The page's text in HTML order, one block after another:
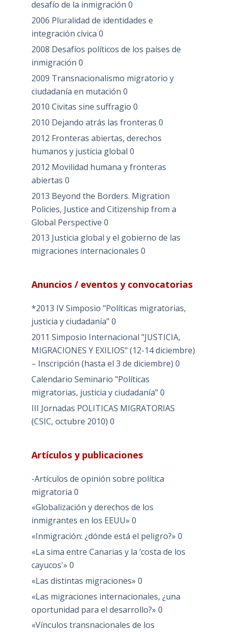
desafío de la inmigración 0
2006 Pluralidad de identidades e
integración cívica 0
2008 Desafíos políticos de los países de
inmigración 0
2009 Transnacionalismo migratorio y
ciudadanía en mutación 0
2010 Civitas sine suffragio 0
2010 Dejando atrás las fronteras 0
2012 Fronteras abiertas, derechos
humanos y justicia global 0
2012 Movilidad humana y fronteras
abiertas 0
2013 Beyond the Borders. Migration
Policies, Justice and Citizenship from a
Global Perspective 0
2013 Justicia global y el gobierno de las
migraciones internacionales 0
Anuncios / eventos y convocatorias
*2013 IV Simposio "Políticas migratorias,
justicia y ciudadanía" 0
2011 Simposio Internacional "JUSTICIA,
MIGRACIONES Y EXILIOS" (12-14 diciembre)
– Inscripción (hasta el 3 de diciembre) 0
Calendario Seminario "Políticas
migratorias, justicia y ciudadanía" 0
III Jornadas POLITICAS MIGRATORIAS
(CSIC, octubre 2010) 0
Artículos y publicaciones
-Artículos de opinión sobre política
migratoria 0
«Globalización y derechos de los
inmigrantes en los EEUU» 0
«Inmigración: ¿dónde está el peligro?» 0
«La sima entre Canarias y la ‘costa de los
cayucos'» 0
«Las distintas migraciones» 0
«Las migraciones internacionales, ¿una
oportunidad para el desarrollo?» 0
«Vínculos transnacionales de los